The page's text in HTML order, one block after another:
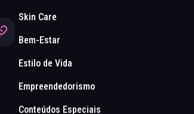
Skin Care
Bem-Estar
Estilo de Vida
Empreendedorismo
Conteúdos Especiais